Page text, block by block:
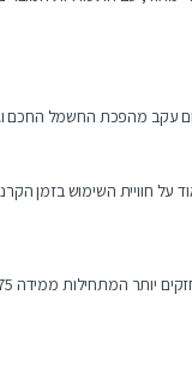
עקב מהפכת החשמל החכם
חוויית השימוש בזמן